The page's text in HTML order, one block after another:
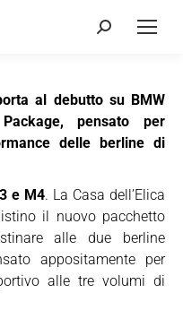
Cerca:
al debutto su BMW
pensato per
delle berline di
e M4. La Casa dell’Elica
il nuovo pacchetto
alle due berline
appositamente per
alle tre volumi di